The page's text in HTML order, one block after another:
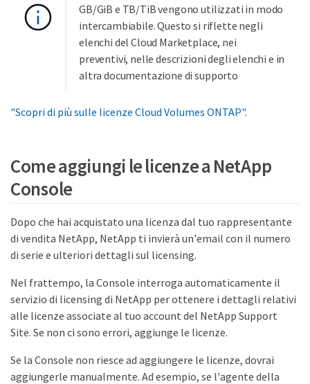
GB/GiB e TB/TiB vengono utilizzati in modo
intercambiabile. Questo si riflette negli
elenchi del Cloud Marketplace, nei
preventivi, nelle descrizioni degli elenchi e in
altra documentazione di supporto
"Scopri di più sulle licenze Cloud Volumes ONTAP".
Come aggiungi le licenze a NetApp
Console
Dopo che hai acquistato una licenza dal tuo rappresentante
di vendita NetApp, NetApp ti invierà un'email con il numero
di serie e ulteriori dettagli sul licensing.
Nel frattempo, la Console interroga automaticamente il
servizio di licensing di NetApp per ottenere i dettagli relativi
alle licenze associate al tuo account del NetApp Support
Site. Se non ci sono errori, aggiunge le licenze.
Se la Console non riesce ad aggiungere le licenze, dovrai
aggiungerle manualmente. Ad esempio, se l'agente della